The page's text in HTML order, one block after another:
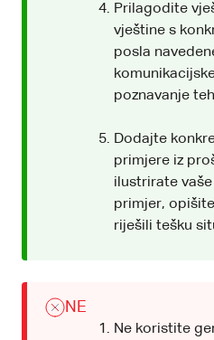
Prilagodite
vještine s
posla
poznavanje
Dodajte
primjere iz
ilustrirate
primjer,
riješili tešku
NE
Ne koristite